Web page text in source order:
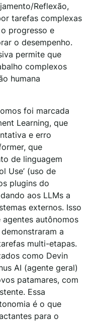
Reflexão,
tarefas complexas
progresso e
o desempenho.
permite que
complexos
humana
foi marcada
Learning, que
e erro
que
de linguagem
Use’ (uso de
plugins do
aos LLMs a
externos. Isso
autônomos
a
multi-etapas.
como Devin
AI (agente geral)
patamares, com
Essa
é o que
para o